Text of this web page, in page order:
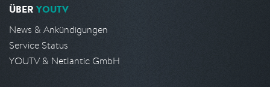
ÜBER YOUTV
News & Ankündigungen
Service Status
YOUTV & Netlantic GmbH